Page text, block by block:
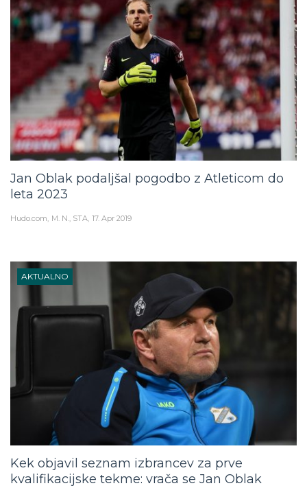
Jan Oblak podaljšal pogodbo z Atleticom do
leta 2023
Hudo.com M. N., STA 17. Apr 2019
AKTUALNO
Kek objavil seznam izbrancev za prve
kvalifikacijske tekme: vrača se Jan Oblak